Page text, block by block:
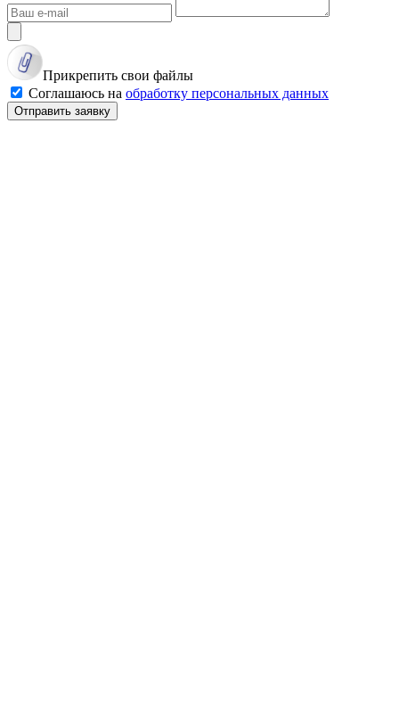
Прикрепить свои файлы
Соглашаюсь на обработку персональных данных
Отправить заявку